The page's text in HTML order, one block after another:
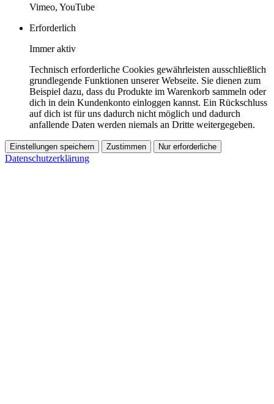
Vimeo, YouTube
Erforderlich
Immer aktiv
Technisch erforderliche Cookies gewährleisten ausschließlich
grundlegende Funktionen unserer Webseite. Sie dienen zum
Beispiel dazu, dass du Produkte im Warenkorb sammeln oder
dich in dein Kundenkonto einloggen kannst. Ein Rückschluss
auf dich ist für uns dadurch nicht möglich und dadurch
anfallende Daten werden niemals an Dritte weitergegeben.
Einstellungen speichern Zustimmen Nur erforderliche
Datenschutzerklärung